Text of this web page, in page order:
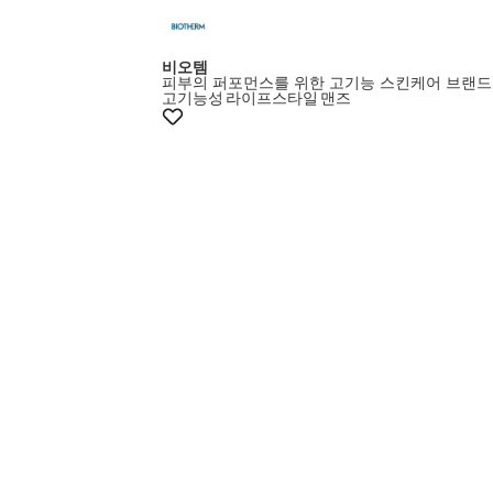
+10% 쿠폰
비오템
피부의 퍼포먼스를 위한 고기능 스킨케어 브랜드
고기능성 라이프스타일 맨즈